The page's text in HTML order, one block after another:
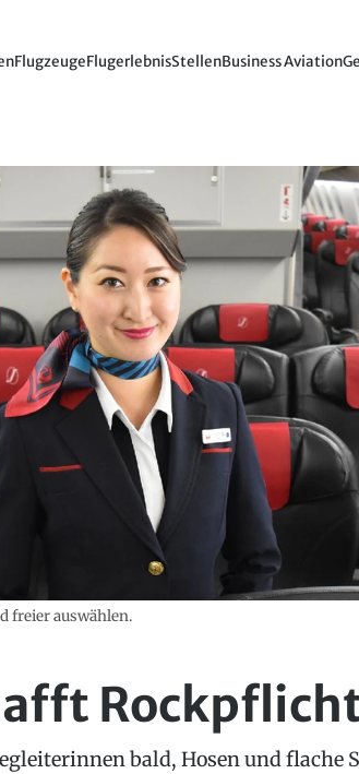
FlugzeugeFlugerlebnisStellenBusiness Aviation
freier auswählen.
bald, Hosen und flache